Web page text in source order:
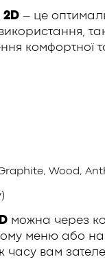
2D– це
комфортної
Wood,
можна через
меню або на
вам